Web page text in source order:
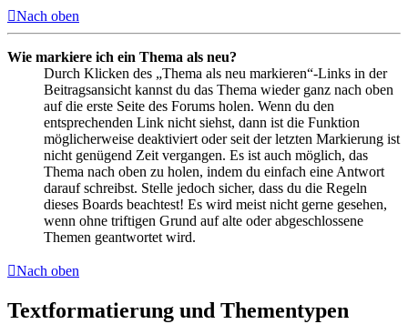
Nach oben
Wie markiere ich ein Thema als neu?
Durch Klicken des „Thema als neu markieren“-Links in der
Beitragsansicht kannst du das Thema wieder ganz nach oben
auf die erste Seite des Forums holen. Wenn du den
entsprechenden Link nicht siehst, dann ist die Funktion
möglicherweise deaktiviert oder seit der letzten Markierung ist
nicht genügend Zeit vergangen. Es ist auch möglich, das
Thema nach oben zu holen, indem du einfach eine Antwort
darauf schreibst. Stelle jedoch sicher, dass du die Regeln
dieses Boards beachtest! Es wird meist nicht gerne gesehen,
wenn ohne triftigen Grund auf alte oder abgeschlossene
Themen geantwortet wird.
Nach oben
Textformatierung und Thementypen